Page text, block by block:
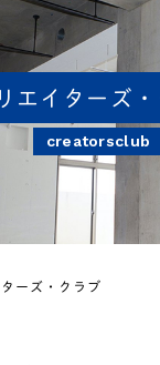
ブログ
説明会のご予約
お問い合わせフォ
エイターズ
creatorsclub
ーズ・クラブ